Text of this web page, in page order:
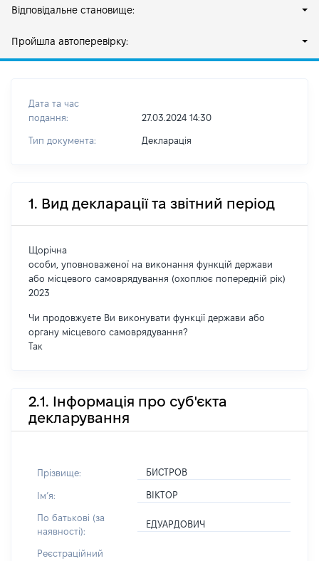
Відповідальне становище:
Пройшла автоперевірку:
Дата та час
подання:
27.03.2024 14:30
Тип документа: Декларація
1. Вид декларації та звітний період
Щорічна
особи, уповноваженої на виконання функцій держави
або місцевого самоврядування (охоплює попередній рік)
2023
Чи продовжуєте Ви виконувати функції держави або
органу місцевого самоврядування?
Так
2.1. Інформація про суб'єкта
декларування
Прізвище: БИСТРОВ
Імʼя: ВІКТОР
По батькові (за
наявності):
ЕДУАРДОВИЧ
Реєстраційний